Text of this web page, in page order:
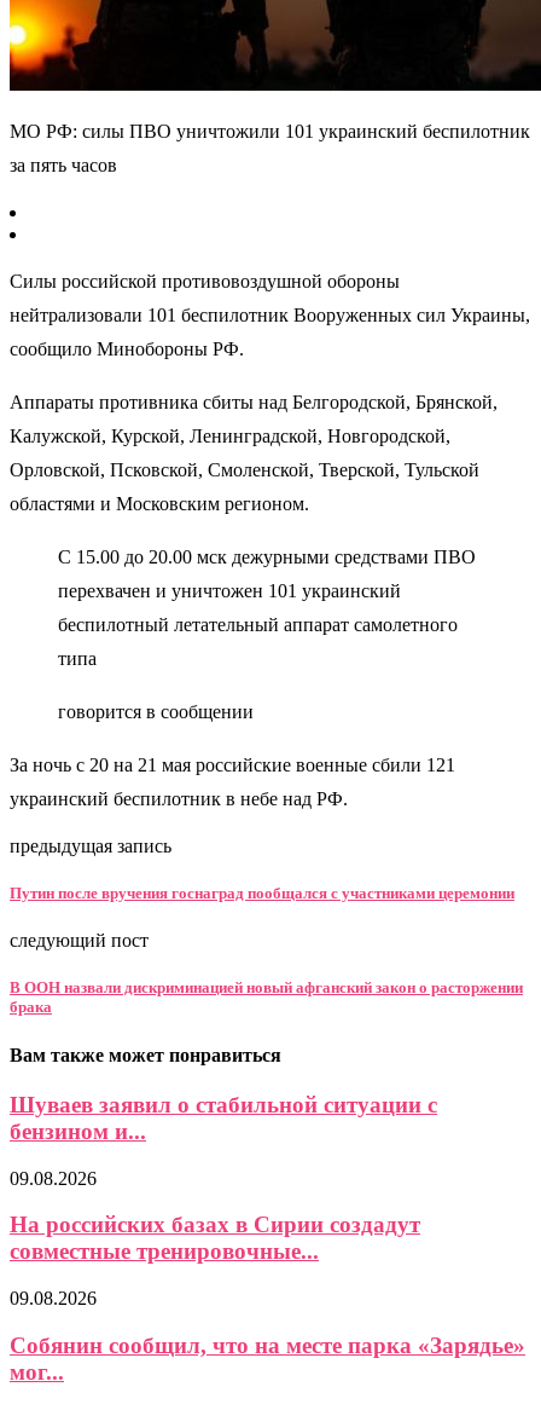
МО РФ: силы ПВО уничтожили 101 украинский беспилотник
за пять часов
Силы российской противовоздушной обороны
нейтрализовали 101 беспилотник Вооруженных сил Украины,
сообщило Минобороны РФ.
Аппараты противника сбиты над Белгородской, Брянской,
Калужской, Курской, Ленинградской, Новгородской,
Орловской, Псковской, Смоленской, Тверской, Тульской
областями и Московским регионом.
С 15.00 до 20.00 мск дежурными средствами ПВО
перехвачен и уничтожен 101 украинский
беспилотный летательный аппарат самолетного
типа
говорится в сообщении
За ночь с 20 на 21 мая российские военные сбили 121
украинский беспилотник в небе над РФ.
предыдущая запись
Путин после вручения госнаград пообщался с участниками церемонии
следующий пост
В ООН назвали дискриминацией новый афганский закон о расторжении
брака
Вам также может понравиться
Шуваев заявил о стабильной ситуации с
бензином и...
09.08.2026
На российских базах в Сирии создадут
совместные тренировочные...
09.08.2026
Собянин сообщил, что на месте парка «Зарядье»
мог...